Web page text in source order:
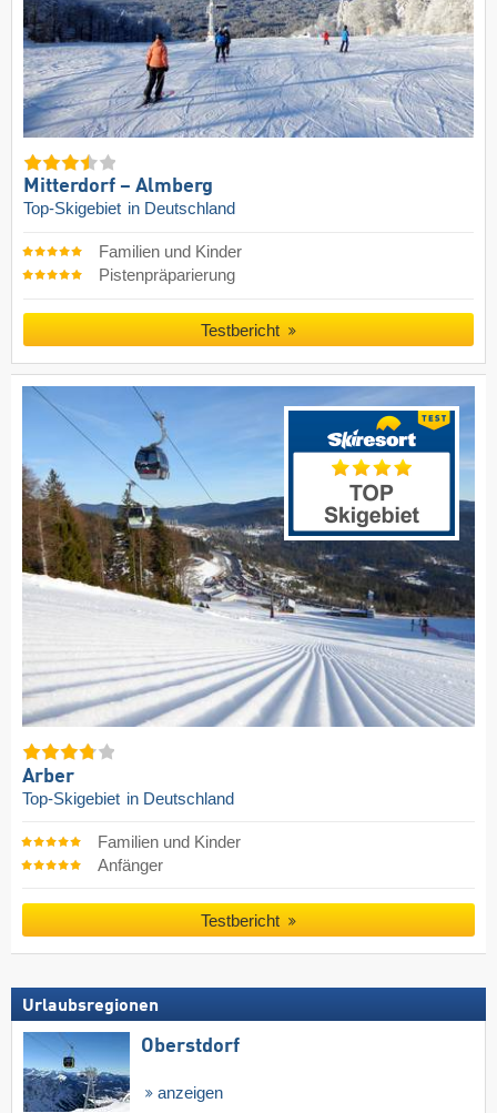
Mitterdorf – Almberg
Top-Skigebiet in Deutschland
Familien und Kinder
Pistenpräparierung
Testbericht
Arber
Top-Skigebiet in Deutschland
Familien und Kinder
Anfänger
Testbericht
Urlaubsregionen
Oberstdorf
anzeigen